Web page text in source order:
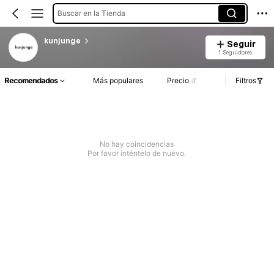
Buscar en la Tienda
kunjunge Seguir
1 Seguidores
Recomendados Más populares Precio Filtros
No hay coincidencias
Por favor inténtelo de nuevo.